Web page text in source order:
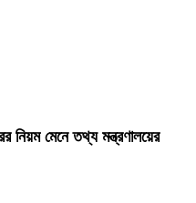
নিয়ম মেনে তথ্য মন্ত্রণালয়ের